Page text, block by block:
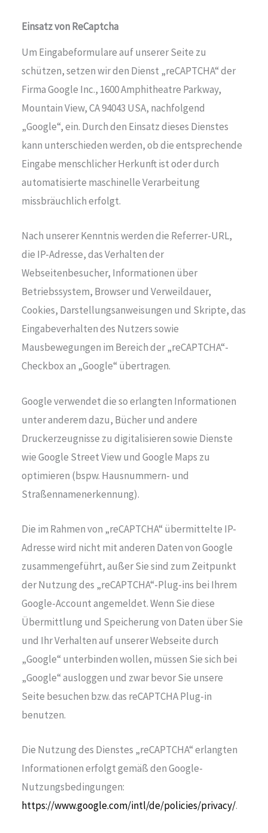
Einsatz von ReCaptcha
Um Eingabeformulare auf unserer Seite zu
schützen, setzen wir den Dienst „reCAPTCHA“ der
Firma Google Inc., 1600 Amphitheatre Parkway,
Mountain View, CA 94043 USA, nachfolgend
„Google“, ein. Durch den Einsatz dieses Dienstes
kann unterschieden werden, ob die entsprechende
Eingabe menschlicher Herkunft ist oder durch
automatisierte maschinelle Verarbeitung
missbräuchlich erfolgt.
Nach unserer Kenntnis werden die Referrer-URL,
die IP-Adresse, das Verhalten der
Webseitenbesucher, Informationen über
Betriebssystem, Browser und Verweildauer,
Cookies, Darstellungsanweisungen und Skripte, das
Eingabeverhalten des Nutzers sowie
Mausbewegungen im Bereich der „reCAPTCHA“-
Checkbox an „Google“ übertragen.
Google verwendet die so erlangten Informationen
unter anderem dazu, Bücher und andere
Druckerzeugnisse zu digitalisieren sowie Dienste
wie Google Street View und Google Maps zu
optimieren (bspw. Hausnummern- und
Straßennamenerkennung).
Die im Rahmen von „reCAPTCHA“ übermittelte IP-
Adresse wird nicht mit anderen Daten von Google
zusammengeführt, außer Sie sind zum Zeitpunkt
der Nutzung des „reCAPTCHA“-Plug-ins bei Ihrem
Google-Account angemeldet. Wenn Sie diese
Übermittlung und Speicherung von Daten über Sie
und Ihr Verhalten auf unserer Webseite durch
„Google“ unterbinden wollen, müssen Sie sich bei
„Google“ ausloggen und zwar bevor Sie unsere
Seite besuchen bzw. das reCAPTCHA Plug-in
benutzen.
Die Nutzung des Dienstes „reCAPTCHA“ erlangten
Informationen erfolgt gemäß den Google-
Nutzungsbedingungen:
https://www.google.com/intl/de/policies/privacy/.